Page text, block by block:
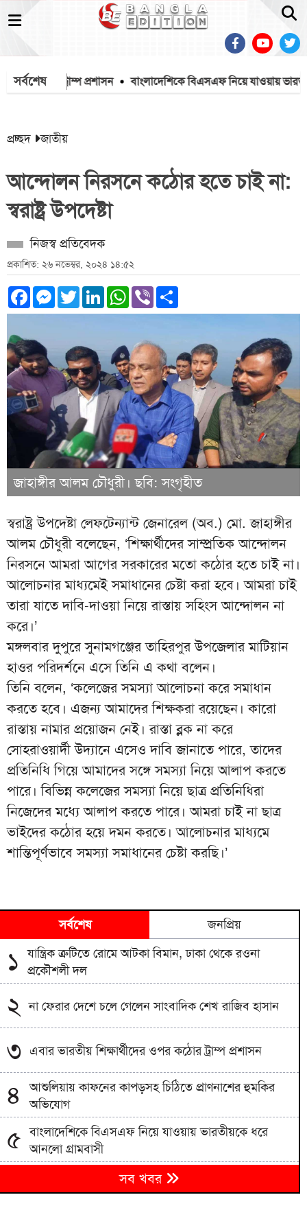
সর্বশেষ
কঠোর ট্রাম্প প্রশাসন বাংলাদেশিকে বিএসএফ নিয়ে যাওয়ায়
প্রচ্ছদ জাতীয়
আন্দোলন নিরসনে কঠোর হতে চাই না:
স্বরাষ্ট্র উপদেষ্টা
নিজস্ব প্রতিবেদক
প্রকাশিত: ২৬ নভেম্বর, ২০২৪ ১৪:৫২
Facebook
Messenger
TwitterLinkedInWhatsApp
Viber
জাহাঙ্গীর আলম চৌধুরী। ছবি: সংগৃহীত
স্বরাষ্ট্র উপদেষ্টা লেফটেন্যান্ট জেনারেল (অব.) মো. জাহাঙ্গীর
আলম চৌধুরী বলেছেন, ‘শিক্ষার্থীদের সাম্প্রতিক আন্দোলন
নিরসনে আমরা আগের সরকারের মতো কঠোর হতে চাই না।
আলোচনার মাধ্যমেই সমাধানের চেষ্টা করা হবে। আমরা চাই
তারা যাতে দাবি-দাওয়া নিয়ে রাস্তায় সহিংস আন্দোলন না
করে।’
মঙ্গলবার দুপুরে সুনামগঞ্জের তাহিরপুর উপজেলার মাটিয়ান
হাওর পরিদর্শনে এসে তিনি এ কথা বলেন।
তিনি বলেন, ‘কলেজের সমস্যা আলোচনা করে সমাধান
করতে হবে। এজন্য আমাদের শিক্ষকরা রয়েছেন। কারো
রাস্তায় নামার প্রয়োজন নেই। রাস্তা ব্লক না করে
সোহরাওয়ার্দী উদ্যানে এসেও দাবি জানাতে পারে, তাদের
প্রতিনিধি গিয়ে আমাদের সঙ্গে সমস্যা নিয়ে আলাপ করতে
পারে। বিভিন্ন কলেজের সমস্যা নিয়ে ছাত্র প্রতিনিধিরা
নিজেদের মধ্যে আলাপ করতে পারে। আমরা চাই না ছাত্র
ভাইদের কঠোর হয়ে দমন করতে। আলোচনার মাধ্যমে
শান্তিপূর্ণভাবে সমস্যা সমাধানের চেষ্টা করছি।’
সর্বশেষ জনপ্রিয়
১ যান্ত্রিক ত্রুটিতে রোমে আটকা বিমান, ঢাকা থেকে রওনা
প্রকৌশলী দল
২ না ফেরার দেশে চলে গেলেন সাংবাদিক শেখ রাজিব হাসান
৩ এবার ভারতীয় শিক্ষার্থীদের ওপর কঠোর ট্রাম্প প্রশাসন
৪
আশুলিয়ায় কাফনের কাপড়সহ চিঠিতে প্রাণনাশের হুমকির
অভিযোগ
৫ বাংলাদেশিকে বিএসএফ নিয়ে যাওয়ায় ভারতীয়কে ধরে
আনলো গ্রামবাসী
মঞ্চ প্রস্তুত, বানভাসি মানুষের অপেক্ষা; প্রধানমন্ত্রীর আগমন
ঘিরে বাঁশখালীতে উৎসব
সব খবর